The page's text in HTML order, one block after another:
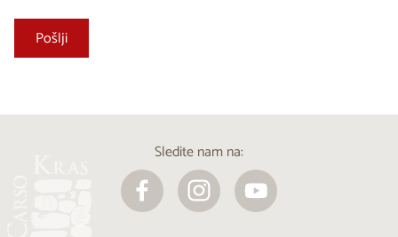
Sledite nam na: